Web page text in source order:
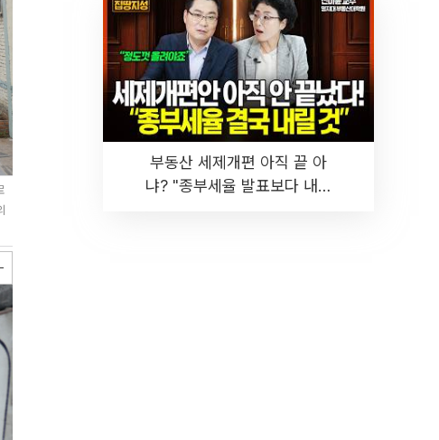
부동산 세제개편 아직 끝 아
냐? "종부세율 발표보다 내릴